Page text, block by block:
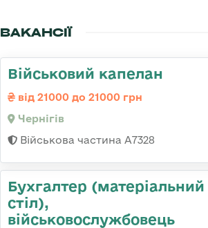
ВАКАНСІЇ
Військовий капелан
від 21000 до 21000 грн
Чернігів
Військова частина А7328
Бухгалтер (матеріальний
стіл),
військовослужбовець